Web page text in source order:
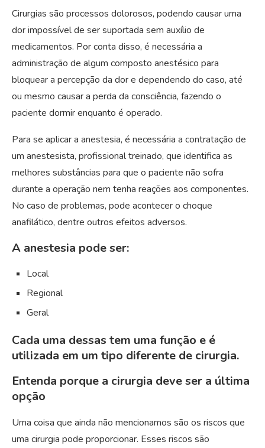
Cirurgias são processos dolorosos, podendo causar uma
dor impossível de ser suportada sem auxílio de
medicamentos. Por conta disso, é necessária a
administração de algum composto anestésico para
bloquear a percepção da dor e dependendo do caso, até
ou mesmo causar a perda da consciência, fazendo o
paciente dormir enquanto é operado.
Para se aplicar a anestesia, é necessária a contratação de
um anestesista, profissional treinado, que identifica as
melhores substâncias para que o paciente não sofra
durante a operação nem tenha reações aos componentes.
No caso de problemas, pode acontecer o choque
anafilático, dentre outros efeitos adversos.
A anestesia pode ser:
Local
Regional
Geral
Cada uma dessas tem uma função e é
utilizada em um tipo diferente de cirurgia.
Entenda porque a cirurgia deve ser a última
opção
Uma coisa que ainda não mencionamos são os riscos que
uma cirurgia pode proporcionar. Esses riscos são